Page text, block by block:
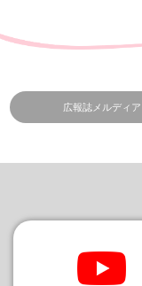
広報誌メルディア